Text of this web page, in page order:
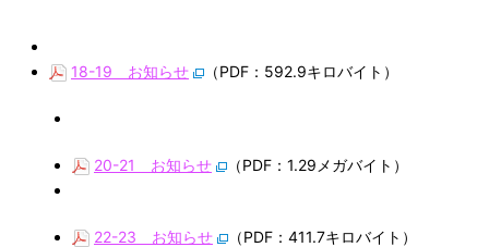
18-19 お知らせ （PDF：592.9キロバイト）
20-21 お知らせ （PDF：1.29メガバイト）
22-23 お知らせ （PDF：411.7キロバイト）